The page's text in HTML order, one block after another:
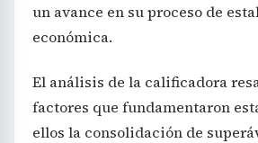
un avance en su proceso de
económica.
El análisis de la calificadora
factores que fundamentaron
ellos la consolidación de